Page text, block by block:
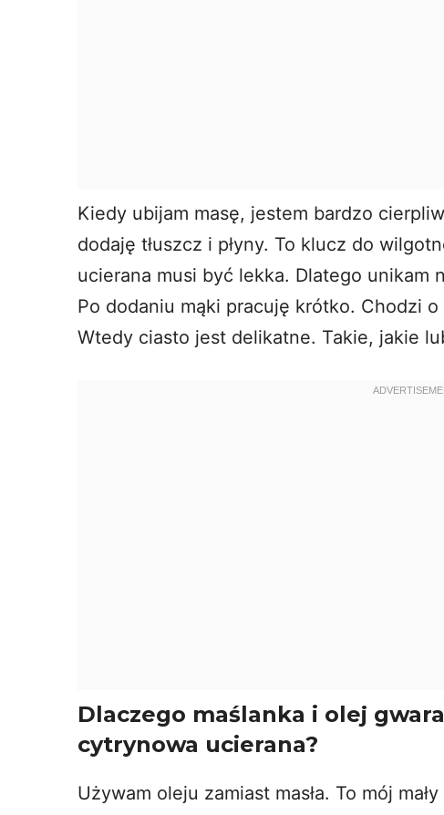
Kiedy ubijam masę, jestem bardzo
dodaję tłuszcz i płyny. To klucz do
ucierana musi być lekka. Dlatego unikam
Po dodaniu mąki pracuję krótko. Chodzi o
Wtedy ciasto jest delikatne. Takie, jakie
Dlaczego maślanka i olej
cytrynowa ucierana?
Używam oleju zamiast masła. To mój